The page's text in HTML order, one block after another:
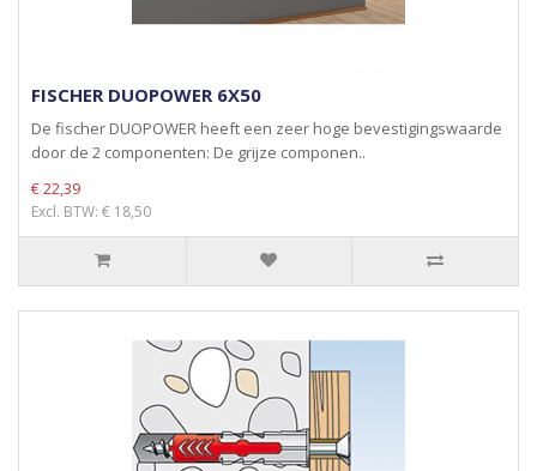
FISCHER DUOPOWER 6X50
De fischer DUOPOWER heeft een zeer hoge bevestigingswaarde
door de 2 componenten: De grijze componen..
€ 22,39
Excl. BTW: € 18,50